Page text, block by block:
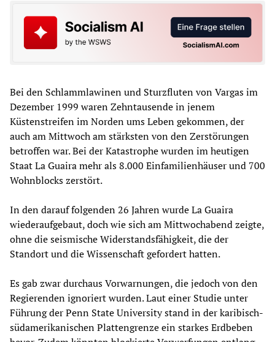
Bei den Schlammlawinen und Sturzfluten von Vargas im
Dezember 1999 waren Zehntausende in jenem
Küstenstreifen im Norden ums Leben gekommen, der
auch am Mittwoch am stärksten von den Zerstörungen
betroffen war. Bei der Katastrophe wurden im heutigen
Staat La Guaira mehr als 8.000 Einfamilienhäuser und 700
Wohnblocks zerstört.
In den darauf folgenden 26 Jahren wurde La Guaira
wiederaufgebaut, doch wie sich am Mittwochabend zeigte,
ohne die seismische Widerstandsfähigkeit, die der
Standort und die Wissenschaft gefordert hatten.
Es gab zwar durchaus Vorwarnungen, die jedoch von den
Regierenden ignoriert wurden. Laut einer Studie unter
Führung der Penn State University stand in der karibisch-
südamerikanischen Plattengrenze ein starkes Erdbeben